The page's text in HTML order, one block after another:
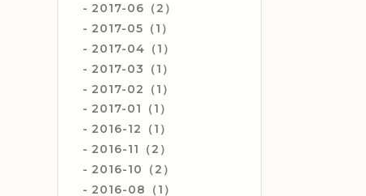
2017-06（2）
2017-05（1）
2017-04（1）
2017-03（1）
2017-02（1）
2017-01（1）
2016-12（1）
2016-11（2）
2016-10（2）
2016-08（1）